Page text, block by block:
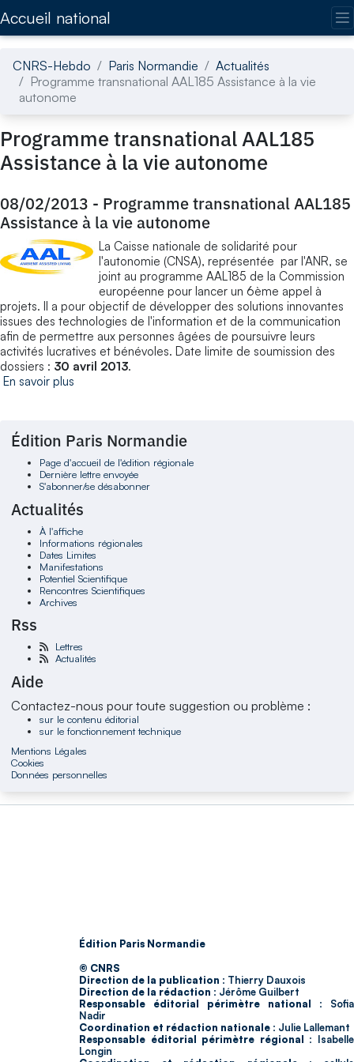
Accueil national
CNRS-Hebdo Paris Normandie
Actualités
Programme transnational AAL185 Assistance à la vie
autonome
Programme transnational AAL185
Assistance à la vie autonome
08/02/2013 - Programme transnational AAL185
Assistance à la vie autonome
La Caisse nationale de solidarité pour
l'autonomie (CNSA), représentée par l'ANR, se
joint au programme AAL185 de la Commission
européenne pour lancer un 6ème appel à
projets. Il a pour objectif de développer des solutions innovantes
issues des technologies de l'information et de la communication
afin de permettre aux personnes âgées de poursuivre leurs
activités lucratives et bénévoles. Date limite de soumission des
dossiers : 30 avril 2013.
En savoir plus
Édition Paris Normandie
Page d'accueil de l'édition régionale
Dernière lettre envoyée
S'abonner/se désabonner
Actualités
À l'affiche
Informations régionales
Dates Limites
Manifestations
Potentiel Scientifique
Rencontres Scientifiques
Archives
Rss
Lettres
Actualités
Aide
Contactez-nous pour toute suggestion ou problème :
sur le contenu éditorial
sur le fonctionnement technique
Mentions Légales
Cookies
Données personnelles
Édition Paris Normandie
© CNRS
Direction de la publication : Thierry Dauxois
Direction de la rédaction : Jérôme Guilbert
Responsable éditorial périmètre national : Sofia
Nadir
Coordination et rédaction nationale : Julie Lallemant
Responsable éditorial périmètre régional : Isabelle
Longin